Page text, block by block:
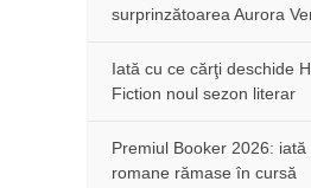
surprinzătoarea Aurora
Iată cu ce cărţi deschide
Fiction noul sezon literar
Premiul Booker 2026: iată
romane rămase în cursă